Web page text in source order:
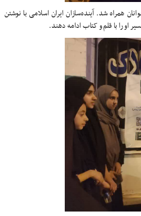
همراه شد. آینده‌سازان ایران اسلامی با نوشتن
او را با قلم و کتاب ادامه دهند.